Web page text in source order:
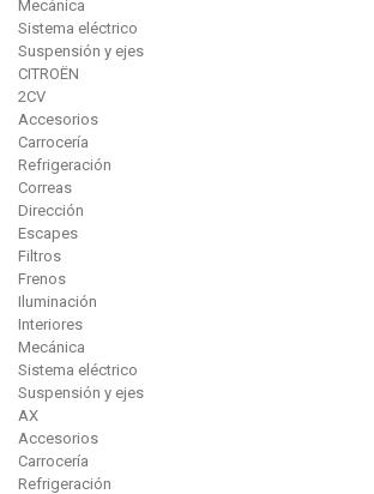
Mecánica
Sistema eléctrico
Suspensión y ejes
CITROËN
2CV
Accesorios
Carrocería
Refrigeración
Correas
Dirección
Escapes
Filtros
Frenos
Iluminación
Interiores
Mecánica
Sistema eléctrico
Suspensión y ejes
AX
Accesorios
Carrocería
Refrigeración